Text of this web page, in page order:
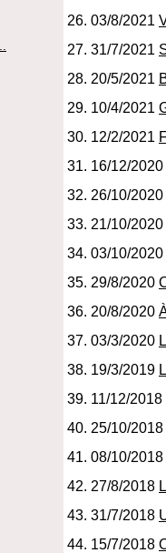
03/8/2021
31/7/2021
20/5/2021
10/4/2021
12/2/2021
16/12/2020
26/10/2020
21/10/2020
03/10/2020
29/8/2020
20/8/2020
03/3/2020
19/3/2019
11/12/2018
25/10/2018
08/10/2018
27/8/2018
31/7/2018
15/7/2018